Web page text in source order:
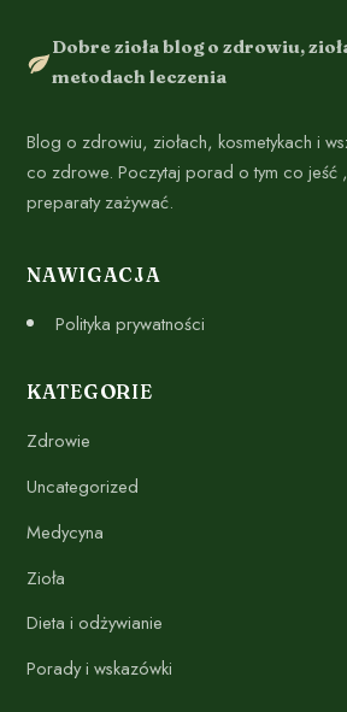
Dobre zioła blog o zdrowiu,
metodach leczenia
Blog o zdrowiu, ziołach, kosmetykach i
co zdrowe. Poczytaj porad o tym co jeść
preparaty zażywać.
NAWIGACJA
Polityka prywatności
KATEGORIE
Zdrowie
Uncategorized
Medycyna
Zioła
Dieta i odżywianie
Porady i wskazówki